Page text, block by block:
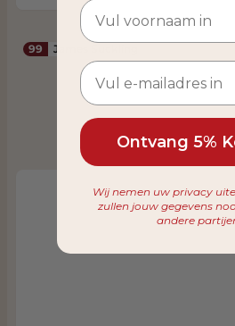
99 James Suckling
Ontvang 5%
Wij nemen uw privacy
zullen jouw gegevens
andere